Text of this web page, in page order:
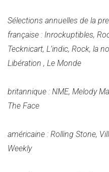
Sélections annuelles de la
française : Inrockuptibles,
Tecknicart, L’indic, Rock, la
Libération , Le Monde
britannique : NME, Melody
The Face
américaine : Rolling Stone,
Weekly